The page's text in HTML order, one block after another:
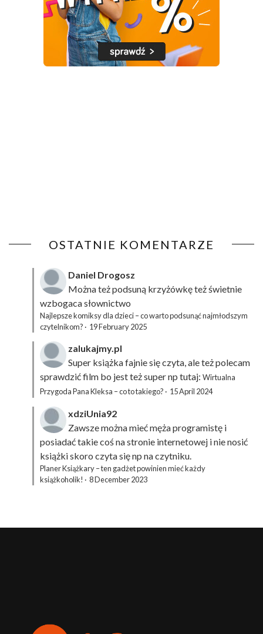
OSTATNIE KOMENTARZE
Daniel Drogosz
Można też podsuną krzyżówkęteż świetnie
wzbogaca słownictwo
Najlepsze komiksy dla dzieci – co warto podsunąć najmłodszym
czytelnikom? · 19 February 2025
zalukajmy.pl
Super książka fajnie się czyta, ale też polecam
sprawdzić film bo jest też super np tutaj: Wirtualna
Przygoda Pana Kleksa – co to takiego? · 15 April 2024
xdziUnia92
Zawsze można mieć męża programistę i
posiadać takie coś na stronie internetowej i nie nosić
książki skoro czyta się np na czytniku.
Planer Książkary – ten gadżet powinien mieć każdy
książkoholik! · 8 December 2023